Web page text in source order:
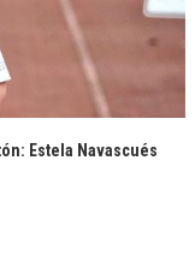
Estela Navascués